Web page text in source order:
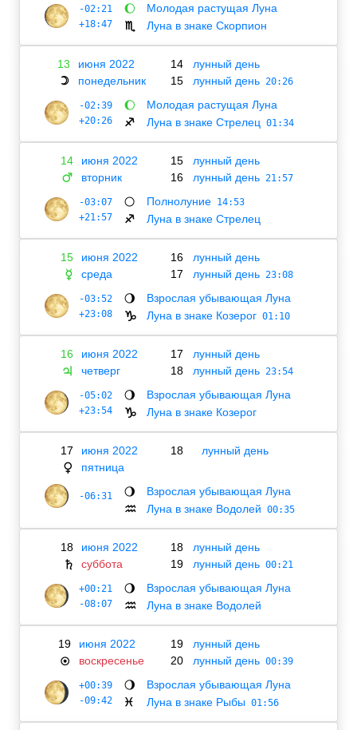
-02:21
+18:47
🌔 Молодая растущая Луна
♏ Луна в знаке Скорпион
13 июня 2022
☽ понедельник
14
лунный день
15
лунный день 20:26
-02:39
+20:26
🌔 Молодая растущая Луна
♐ Луна в знаке Стрелец 01:34
14 июня 2022
♂ вторник
15
лунный день
16
лунный день 21:57
-03:07
+21:57
🌕 Полнолуние 14:53
♐
Луна в знаке Стрелец
15 июня 2022
☿ среда
16
лунный день
17
лунный день 23:08
-03:52
+23:08
🌖 Взрослая убывающая Луна
♑ Луна в знаке Козерог 01:10
16 июня 2022
♃ четверг
17
лунный день
18
лунный день 23:54
-05:02
+23:54
🌖 Взрослая убывающая Луна
♑ Луна в знаке Козерог
17 июня 2022
♀ пятница
18 лунный день
-06:31 🌖 Взрослая убывающая Луна
♒ Луна в знаке Водолей 00:35
18 июня 2022
♄ суббота
18
лунный день
19
лунный день 00:21
+00:21
-08:07
🌖 Взрослая убывающая Луна
♒ Луна в знаке Водолей
19 июня 2022
☉ воскресенье
19
лунный день
20
лунный день 00:39
+00:39
-09:42
🌖 Взрослая убывающая Луна
♓ Луна в знаке Рыбы 01:56